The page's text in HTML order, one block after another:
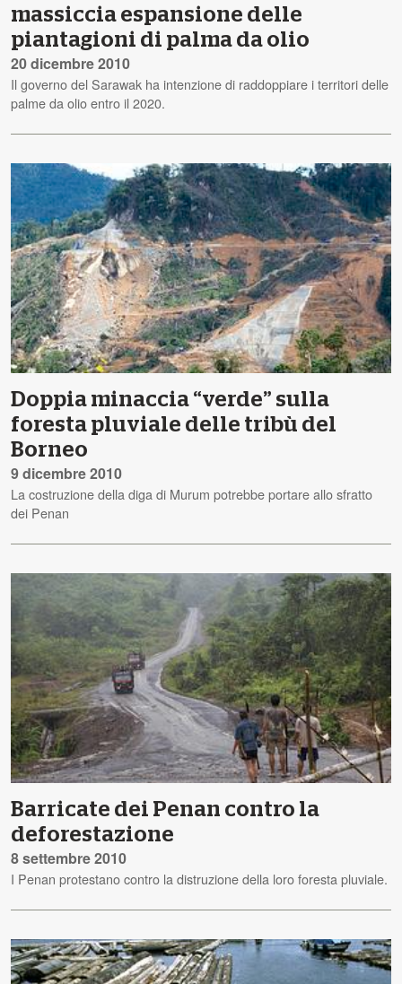
massiccia espansione delle
piantagioni di palma da olio
20 dicembre 2010
Il governo del Sarawak ha intenzione di raddoppiare i territori delle
palme da olio entro il 2020.
Doppia minaccia “verde” sulla
foresta pluviale delle tribù del
Borneo
9 dicembre 2010
La costruzione della diga di Murum potrebbe portare allo sfratto
dei Penan
Barricate dei Penan contro la
deforestazione
8 settembre 2010
I Penan protestano contro la distruzione della loro foresta pluviale.